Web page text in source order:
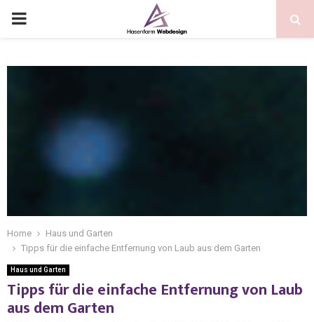
Home
Haus und Garten
Tipps für die einfache Entfernung von Laub aus dem Garten
Haus und Garten
Tipps für die einfache Entfernung von Laub
aus dem Garten